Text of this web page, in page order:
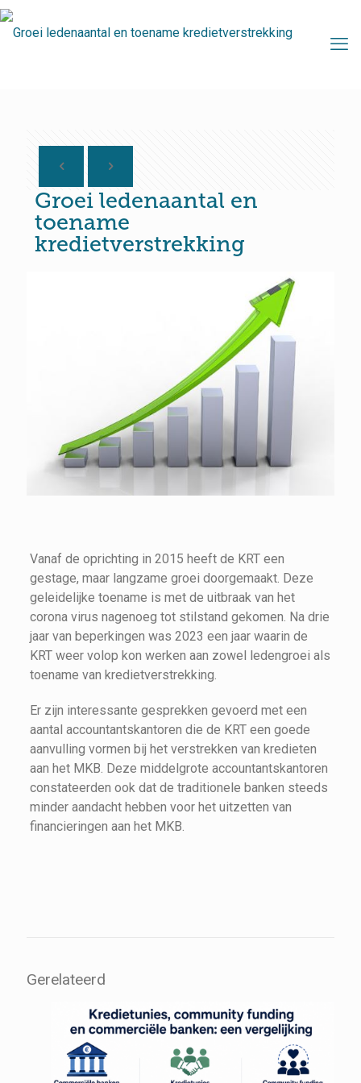
Groei ledenaantal en
toename
kredietverstrekking
Vanaf de oprichting in 2015 heeft de KRT een
gestage, maar langzame groei doorgemaakt. Deze
geleidelijke toename is met de uitbraak van het
corona virus nagenoeg tot stilstand gekomen. Na drie
jaar van beperkingen was 2023 een jaar waarin de
KRT weer volop kon werken aan zowel ledengroei als
toename van kredietverstrekking.
Er zijn interessante gesprekken gevoerd met een
aantal accountantskantoren die de KRT een goede
aanvulling vormen bij het verstrekken van kredieten
aan het MKB. Deze middelgrote accountantskantoren
constateerden ook dat de traditionele banken steeds
minder aandacht hebben voor het uitzetten van
financieringen aan het MKB.
Gerelateerd